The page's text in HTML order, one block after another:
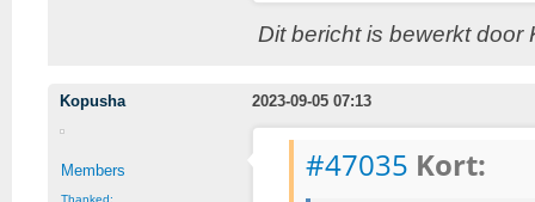
Dit bericht is bewerkt door
Kopusha 2023-09-05 07:13
Members
Thanked:
#47035 Kort: